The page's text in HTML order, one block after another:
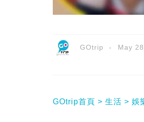
GOtrip May
GOtrip首頁 生活 娛